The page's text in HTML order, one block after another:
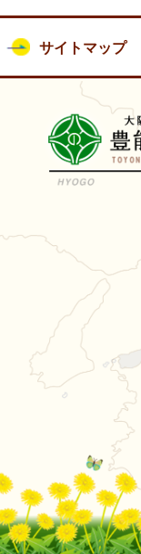
サイトマップ